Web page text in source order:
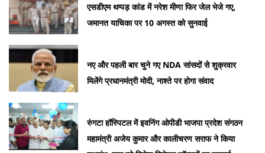
एसडीएम थप्पड़ कांड में नरेश मीणा फिर जेल भेजे गए,
जमानत याचिका पर 10 अगस्त को सुनवाई
नए और पहली बार चुने गए NDA सांसदों से शुक्रवार
मिलेंगे प्रधानमंत्री मोदी, नाश्ते पर होगा संवाद
रुंगटा हॉस्पिटल में इवनिंग ओपीडी भाजपा प्रदेश संगठन
महामंत्री अजेय कुमार और कालीचरण सराफ ने किया